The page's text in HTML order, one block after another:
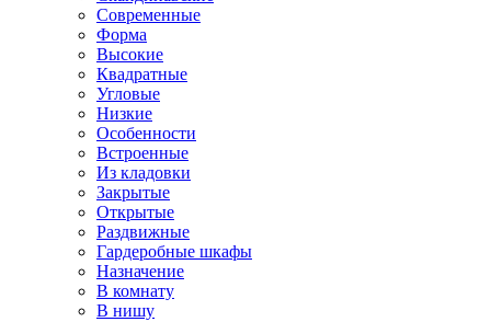
Современные
Форма
Высокие
Квадратные
Угловые
Низкие
Особенности
Встроенные
Из кладовки
Закрытые
Открытые
Раздвижные
Гардеробные шкафы
Назначение
В комнату
В нишу